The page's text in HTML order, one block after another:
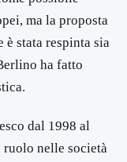
ma la proposta
stata respinta sia
ha fatto
dal 1998 al
nelle società